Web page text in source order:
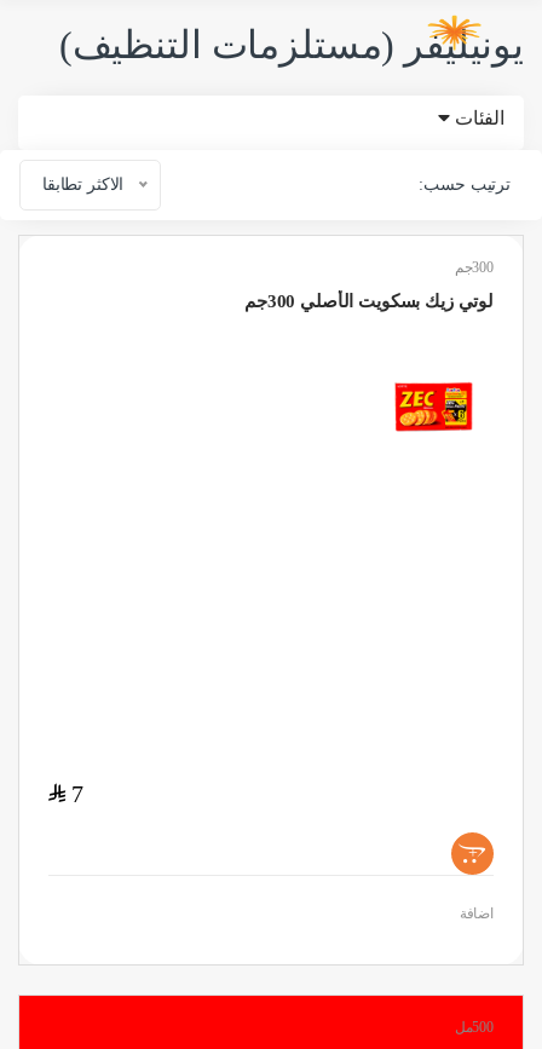
يونيليفر (مستلزمات التنظيف)
الفئات
ترتيب حسب: الاكثر تطابقا
300جم
لوتي زيك بسكويت الأصلي 300جم
7
$
+
اضافة
500مل